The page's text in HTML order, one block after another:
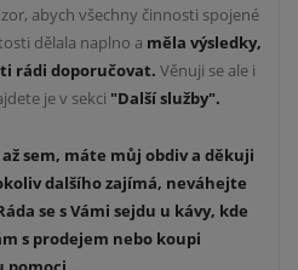
abych všechny činnosti spojené
dělala naplno a měla výsledky,
rádi doporučovat.Věnuji se ale i
je v sekci "Další služby".
sem, máte můj obdiv a děkuji
dalšího zajímá, neváhejte
se s Vámi sejdu u kávy, kde
s prodejem nebo koupi